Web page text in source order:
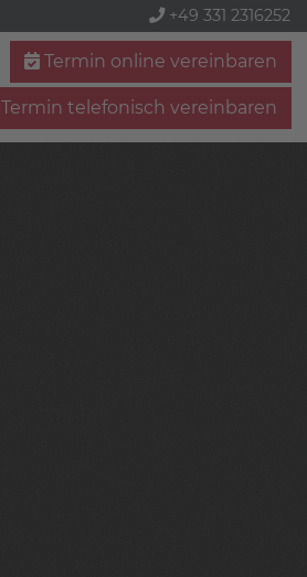
+49 331 2316252
Termin online vereinbaren
Termin telefonisch vereinbaren